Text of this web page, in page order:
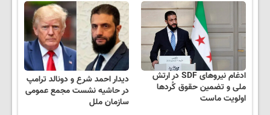
ادغام نیروهای SDF در ارتش
ملی و تضمین حقوق کُردها
اولویت ماست
دیدار احمد شرع و دونالد ترامپ
در حاشیه نشست مجمع عمومی
سازمان ملل